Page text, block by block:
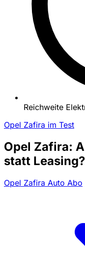
Reichweite
Opel Zafira im Test
Opel Zafira:
statt Leasing?
Opel Zafira Auto Abo